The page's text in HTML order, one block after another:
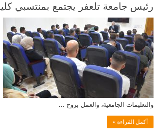
رئيس جامعة تلعفر يجتمع بمنتسبي
والتعليمات الجامعية، والعمل بروح …
أكمل القراءة »